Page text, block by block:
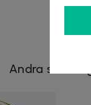
Andra som